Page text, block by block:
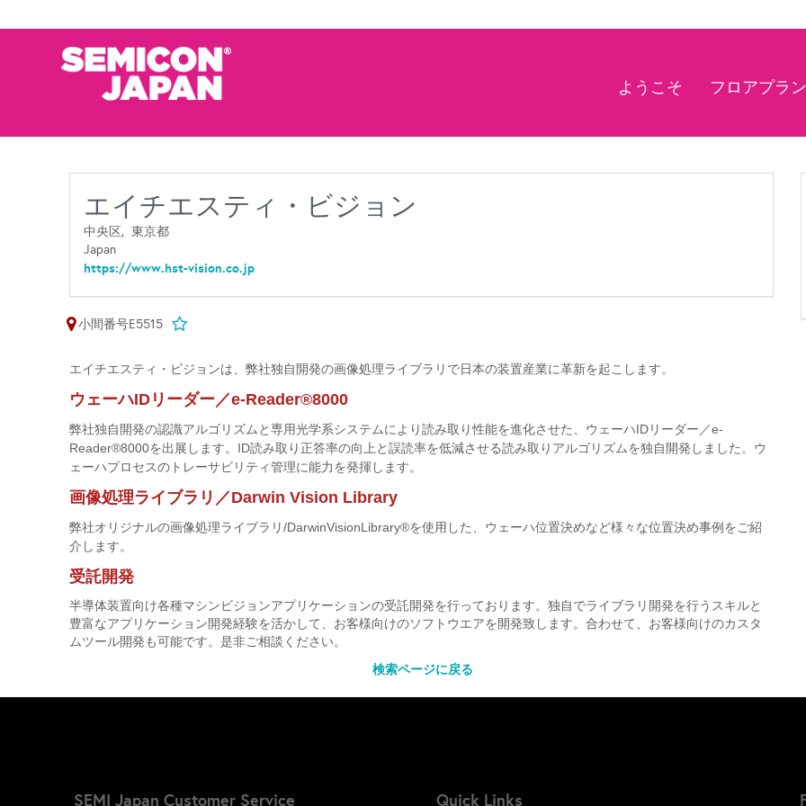
ようこそ フロアプラン
エイチエスティ・ビジョン
中央区,東京都
Japan
https://www.hst-vision.co.jp
小間番号E5515
エイチエスティ・ビジョンは、弊社独自開発の画像処理ライブラリで日本の装置産業に革新を起こします。
ウェーハIDリーダー／e-Reader®8000
弊社独自開発の認識アルゴリズムと専用光学系システムにより読み取り性能を進化させた、 ウェーハIDリーダー／e-
Reader®8000を出展します。ID読み取り正答率の向上と誤読率を低減させる読み取りアルゴリズムを独自開発しました。 ウ
ェーハプロセスのトレーサビリティ管理に能力を発揮します。
画像処理ライブラリ／Darwin Vision Library
弊社オリジナルの画像処理ライブラリ/DarwinVisionLibrary®を使用した、 ウェーハ位置決めなど様々な位置決め事例をご紹
介します。
受託開発
半導体装置向け各種マシンビジョンアプリケーションの受託開発を行っております。独自でライブラリ開発を行うスキルと
豊富なアプリケーション開発経験を活かして、お客様向けのソフトウエアを開発致します。合わせて、お客様向けのカスタ
ムツール開発も可能です。是非ご相談ください。
検索ページに戻る
SEMI Japan Customer Service Quick Links